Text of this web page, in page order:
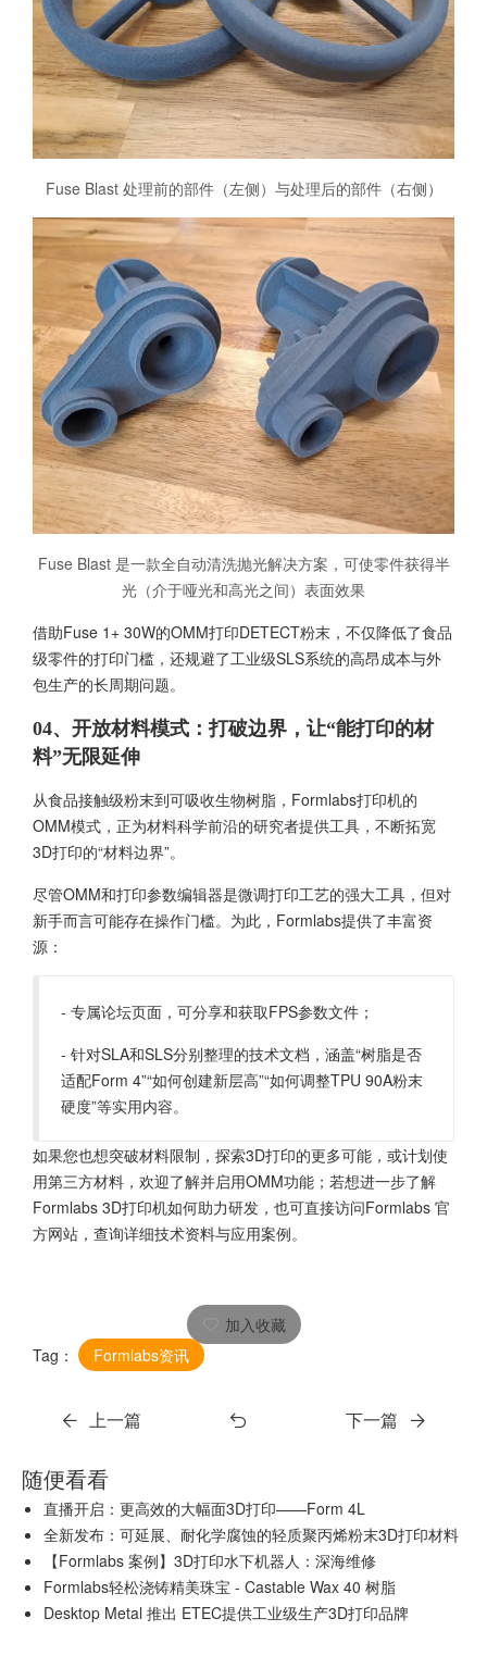
Fuse Blast 处理前的部件（左侧）与处理后的部件（右侧）
Fuse Blast 是一款全自动清洗抛光解决方案，可使零件获得半
光（介于哑光和高光之间）表面效果
借助Fuse 1+ 30W的OMM打印DETECT粉末，不仅降低了食品
级零件的打印门槛，还规避了工业级SLS系统的高昂成本与外
包生产的长周期问题。
04、开放材料模式：打破边界，让“能打印的材
料”无限延伸
从食品接触级粉末到可吸收生物树脂，Formlabs打印机的
OMM模式，正为材料科学前沿的研究者提供工具，不断拓宽
3D打印的“材料边界”。
尽管OMM和打印参数编辑器是微调打印工艺的强大工具，但对
新手而言可能存在操作门槛。为此，Formlabs提供了丰富资
源：
- 专属论坛页面，可分享和获取FPS参数文件；
- 针对SLA和SLS分别整理的技术文档，涵盖“树脂是否
适配Form 4”“如何创建新层高”“如何调整TPU 90A粉末
硬度”等实用内容。
如果您也想突破材料限制，探索3D打印的更多可能，或计划使
用第三方材料，欢迎了解并启用OMM功能；若想进一步了解
Formlabs 3D打印机如何助力研发，也可直接访问Formlabs 官
方网站，查询详细技术资料与应用案例。
加入收藏
Tag：
Formlabs资讯
上一篇 下一篇
随便看看
直播开启：更高效的大幅面3D打印——Form 4L
全新发布：可延展、耐化学腐蚀的轻质聚丙烯粉末3D打印材料
【Formlabs 案例】3D打印水下机器人：深海维修
Formlabs轻松浇铸精美珠宝 - Castable Wax 40 树脂
Desktop Metal 推出 ETEC提供工业级生产3D打印品牌